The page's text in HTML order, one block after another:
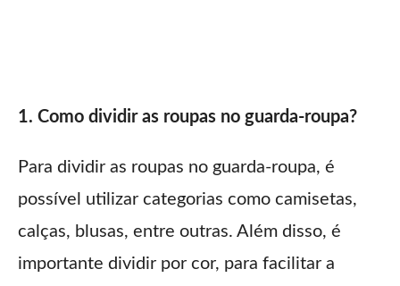
1. Como dividir as roupas no guarda-roupa?
Para dividir as roupas no guarda-roupa, é
possível utilizar categorias como camisetas,
calças, blusas, entre outras. Além disso, é
importante dividir por cor, para facilitar a